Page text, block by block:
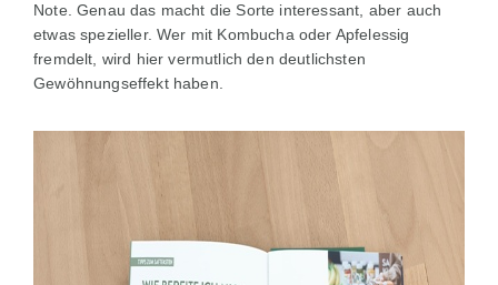
Note. Genau das macht die Sorte interessant, aber auch
etwas spezieller. Wer mit Kombucha oder Apfelessig
fremdelt, wird hier vermutlich den deutlichsten
Gewöhnungseffekt haben.